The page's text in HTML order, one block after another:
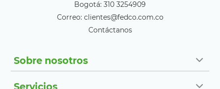
Bogotá: 310 3254909
Correo: clientes@fedco.com.co
Contáctanos
Sobre nosotros